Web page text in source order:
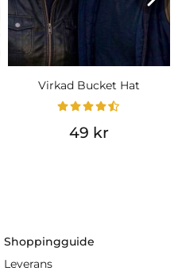
Virkad Bucket Hat
49 kr
Shoppingguide
Leverans